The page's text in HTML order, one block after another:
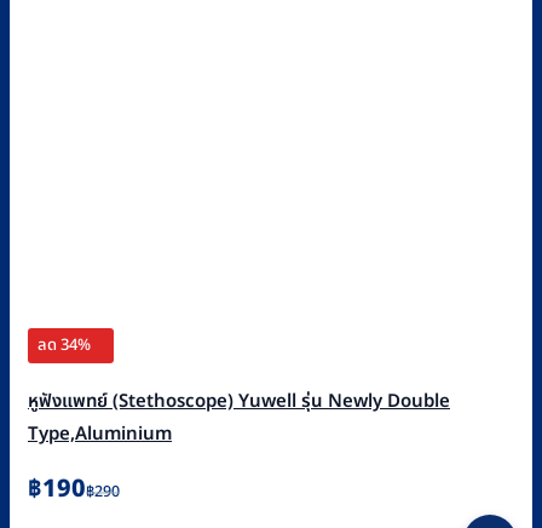
ลด 34%
หูฟังแพทย์ (Stethoscope) Yuwell รุ่น Newly Double
Type,Aluminium
฿290
Original
฿190
Current